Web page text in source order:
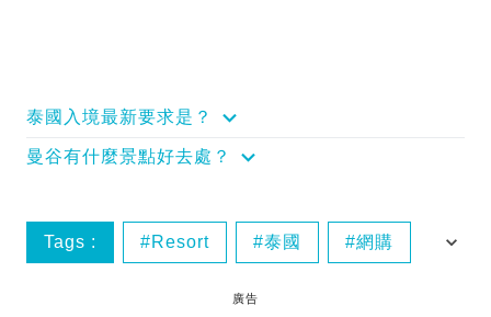
泰國入境最新要求是？
曼谷有什麼景點好去處？
Tags : Resort 泰國 網購
廣告